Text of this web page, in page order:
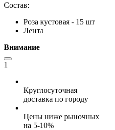
Состав:
Роза кустовая - 15 шт
Лента
Внимание
1
Круглосуточная
доставка по городу
Цены ниже рыночных
на 5-10%